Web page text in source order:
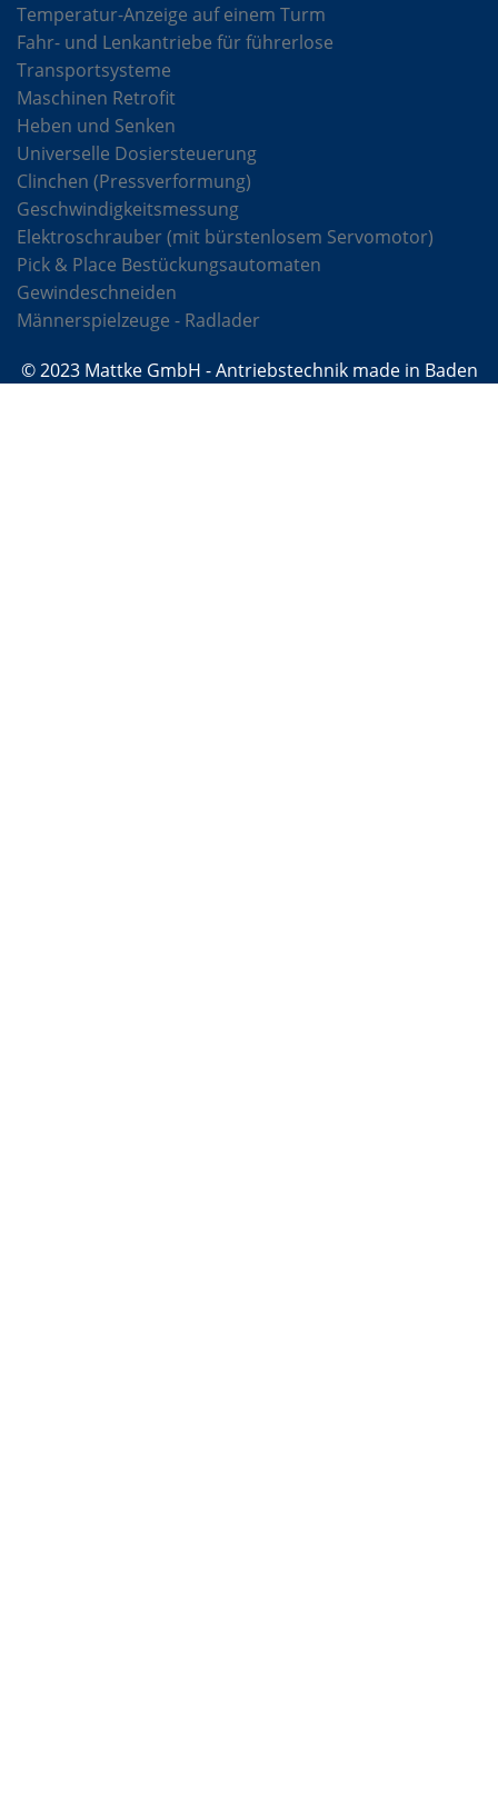
Temperatur-Anzeige auf einem Turm
Fahr- und Lenkantriebe für führerlose
Transportsysteme
Maschinen Retrofit
Heben und Senken
Universelle Dosiersteuerung
Clinchen (Pressverformung)
Geschwindigkeitsmessung
Elektroschrauber (mit bürstenlosem Servomotor)
Pick & Place Bestückungsautomaten
Gewindeschneiden
Männerspielzeuge - Radlader
© 2023 Mattke GmbH - Antriebstechnik made in Baden